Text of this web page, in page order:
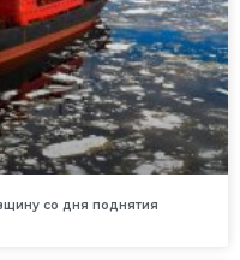
со дня поднятия